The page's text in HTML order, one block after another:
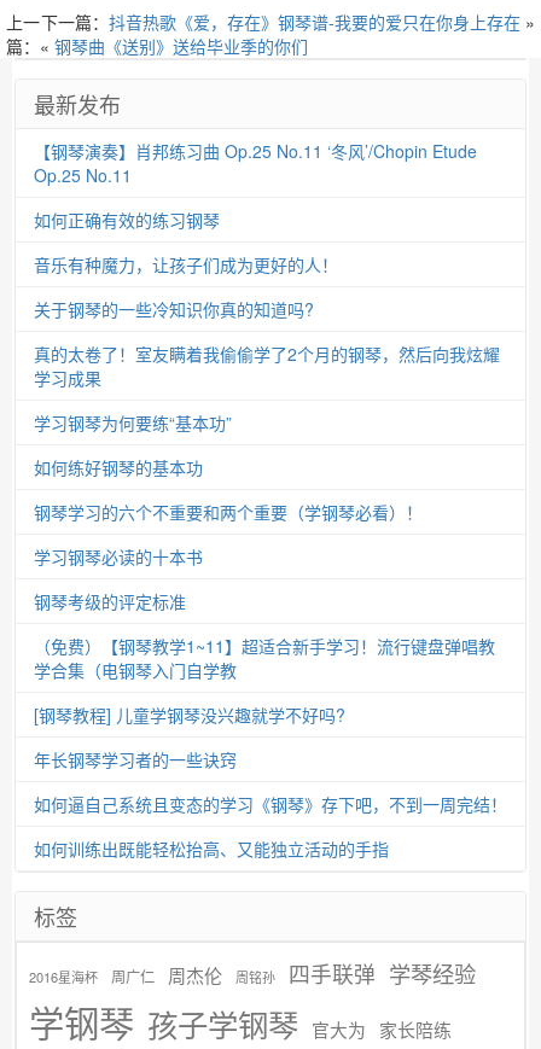
下一篇： 抖音热歌《爱，存在》钢琴谱-我要的爱只在你身上存在 »
上一
篇：« 钢琴曲《送别》送给毕业季的你们
最新发布
【钢琴演奏】肖邦练习曲 Op.25 No.11 ‘冬风’/Chopin Etude
Op.25 No.11
如何正确有效的练习钢琴
音乐有种魔力，让孩子们成为更好的人！
关于钢琴的一些冷知识你真的知道吗?
真的太卷了！室友瞒着我偷偷学了2个月的钢琴，然后向我炫耀
学习成果
学习钢琴为何要练“基本功”
如何练好钢琴的基本功
钢琴学习的六个不重要和两个重要（学钢琴必看）！
学习钢琴必读的十本书
钢琴考级的评定标准
（免费）【钢琴教学1~11】超适合新手学习！流行键盘弹唱教
学合集（电钢琴入门自学教
[钢琴教程] 儿童学钢琴没兴趣就学不好吗?
年长钢琴学习者的一些诀窍
如何逼自己系统且变态的学习《钢琴》存下吧，不到一周完结！
如何训练出既能轻松抬高、又能独立活动的手指
标签
2016星海杯 周广仁 周杰伦 周铭孙 四手联弹 学琴经验
学钢琴 孩子学钢琴 官大为 家长陪练